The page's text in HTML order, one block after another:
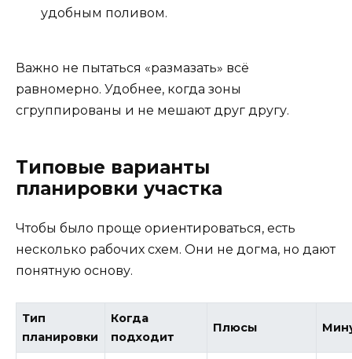
удобным поливом.
Важно не пытаться «размазать» всё
равномерно. Удобнее, когда зоны
сгруппированы и не мешают друг другу.
Типовые варианты
планировки участка
Чтобы было проще ориентироваться, есть
несколько рабочих схем. Они не догма, но дают
понятную основу.
Тип
планировки
Когда
подходит
Плюсы